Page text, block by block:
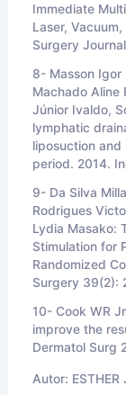
Immediate
Laser,
Surgery
8- Masson Igor
Machado Aline
Júnior Ivaldo,
lymphatic
liposuction
period. 2014.
9- Da Silva
Rodrigues
Lydia Masako:
Stimulation for
Randomized
Surgery 39(2):
10- Cook WR
improve the
Dermatol Surg
Autor: ESTHER